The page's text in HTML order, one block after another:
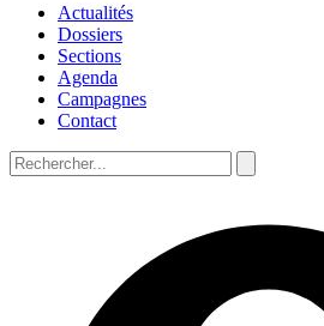
Actualités
Dossiers
Sections
Agenda
Campagnes
Contact